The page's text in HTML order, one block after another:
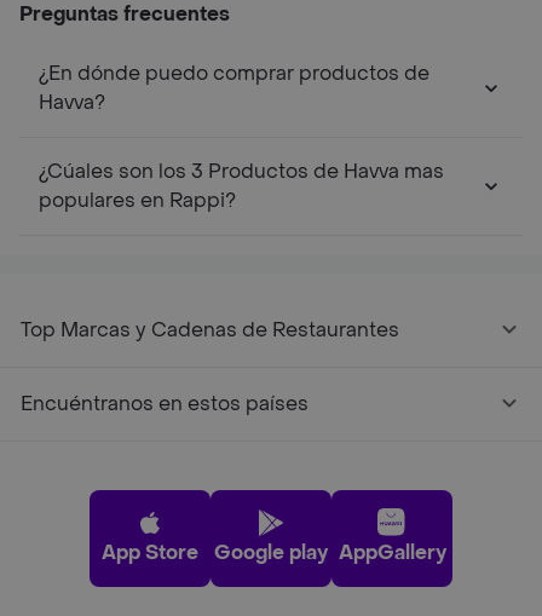
Preguntas frecuentes
¿En dónde puedo comprar productos de
Havva?
¿Cúales son los 3 Productos de Havva mas
populares en Rappi?
Top Marcas y Cadenas de Restaurantes
Encuéntranos en estos países
App Store Google play AppGallery